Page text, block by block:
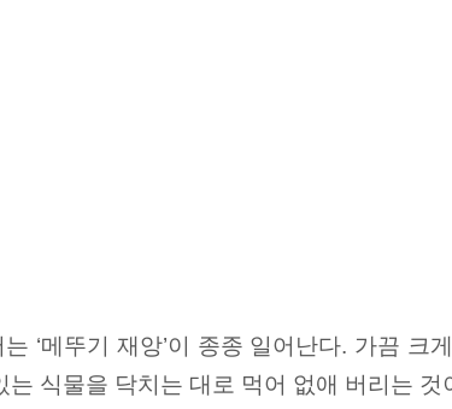
‘메뚜기 재앙’이 종종 일어난다. 가끔 크
식물을 닥치는 대로 먹어 없애 버리는